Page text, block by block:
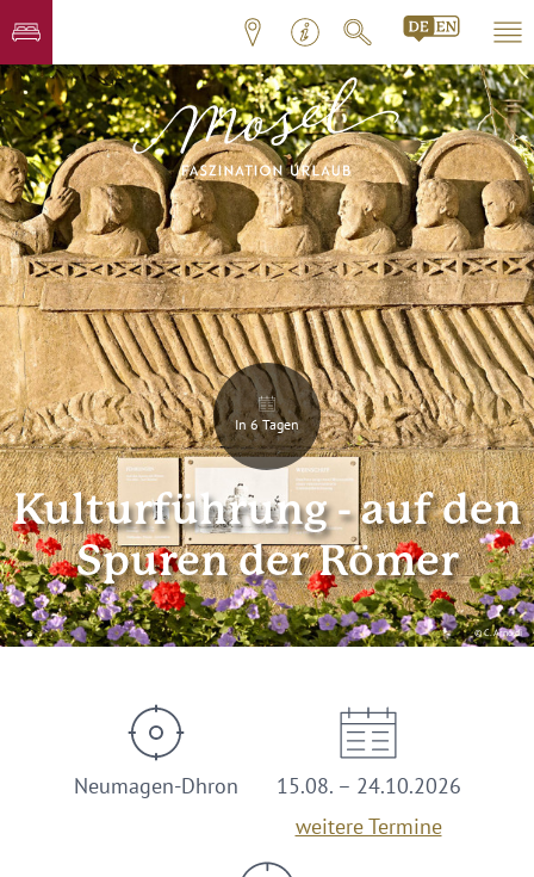
© C. Arnoldi
In 6 Tagen
Kulturführung - auf den
Spuren der Römer
Neumagen-Dhron
15.08. – 24.10.2026
weitere Termine